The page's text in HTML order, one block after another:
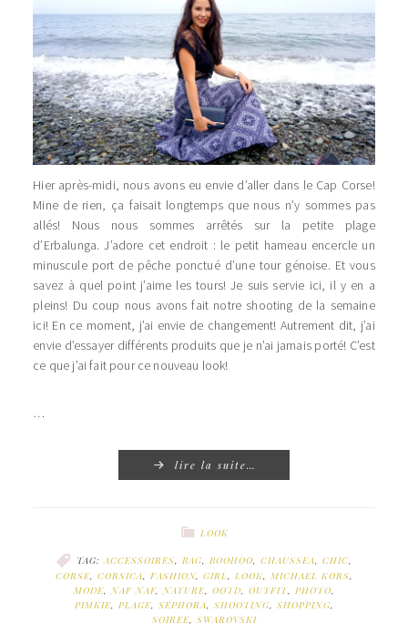
Hier après-midi, nous avons eu envie d’aller dans le Cap Corse!
Mine de rien, ça faisait longtemps que nous n’y sommes pas
allés! Nous nous sommes arrêtés sur la petite plage
d’Erbalunga. J’adore cet endroit : le petit hameau encercle un
minuscule port de pêche ponctué d’une tour génoise. Et vous
savez à quel point j’aime les tours! Je suis servie ici, il y en a
pleins! Du coup nous avons fait notre shooting de la semaine
ici! En ce moment, j’ai envie de changement! Autrement dit, j’ai
envie d’essayer différents produits que je n’ai jamais porté! C’est
ce que j’ai fait pour ce nouveau look!
…
lire la suite…
LOOK
TAG:ACCESSOIRES, BAG, BOOHOO, CHAUSSEA, CHIC,
CORSE, CORSICA, FASHION, GIRL, LOOK, MICHAEL KORS,
MODE,NAF NAF,NATURE, OOTD, OUTFIT, PHOTO,
PIMKIE, PLAGE, SEPHORA, SHOOTING, SHOPPING,
SOIREE, SWAROVSKI